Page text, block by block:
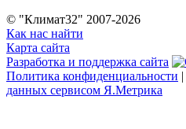
© "Климат32" 2007-2026
Как нас найти
Карта сайта
Разработка и поддержка сайта
Политика конфиденциальности |
данных сервисом Я.Метрика